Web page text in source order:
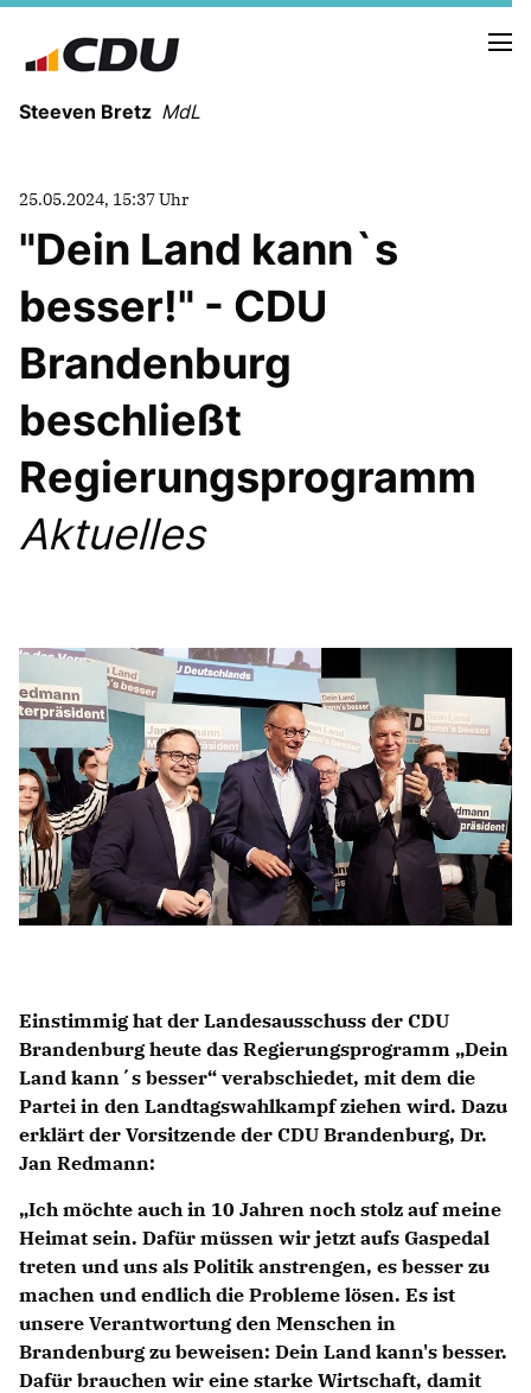
Steeven Bretz MdL
VITA
WAHLKREISBESUCHE
PRESSEFOTOS
MEIN BÜRGERBÜRO
ZIELE
CDU Deutschland
CDU Fraktion im Brandenburger Landtag
CDU Brandenburg
CDU Potsdam
25.05.2024, 15:37 Uhr
"Dein Land kann`s
besser!" - CDU
Brandenburg
beschließt
Regierungsprogramm
Aktuelles
Einstimmig hat der Landesausschuss der CDU
Brandenburg heute das Regierungsprogramm „Dein
Land kann´s besser“ verabschiedet, mit dem die
Partei in den Landtagswahlkampf ziehen wird. Dazu
erklärt der Vorsitzende der CDU Brandenburg, Dr.
Jan Redmann:
Ich möchte auch in 10 Jahren noch stolz auf meine
Heimat sein. Dafür müssen wir jetzt aufs Gaspedal
treten und uns als Politik anstrengen, es besser zu
machen und endlich die Probleme lösen. Es ist
unsere Verantwortung den Menschen in
Brandenburg zu beweisen: Dein Land kann's besser.
Dafür brauchen wir eine starke Wirtschaft, damit